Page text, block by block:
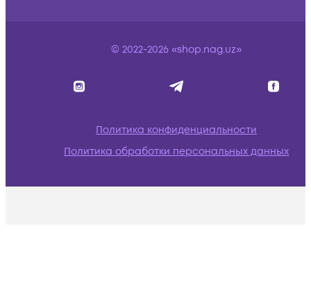
© 2022-2026 «shop.nag.uz»
Политика конфиденциальности
Политика обработки персональных данных